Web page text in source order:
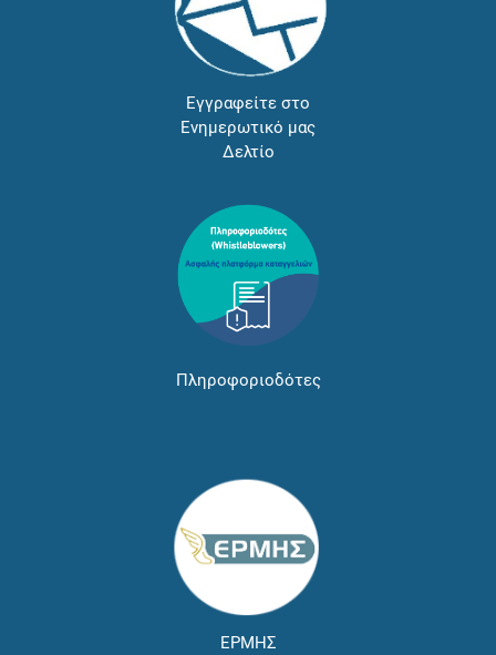
Εγγραφείτε στο
Ενημερωτικό μας
Δελτίο
Πληροφοριοδότες
ΕΡΜΗΣ